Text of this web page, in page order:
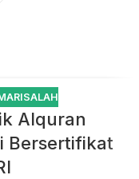
Alquran
Bersertifikat